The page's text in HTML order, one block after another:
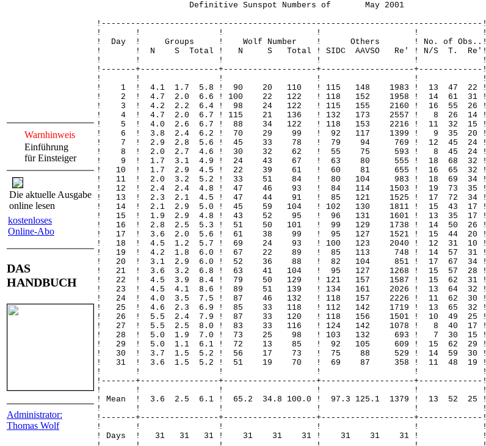
Warnhinweis
Einführung
für Einsteiger
Die aktuelle Ausgabe
online lesen
kostenloses
Online-Abo
DAS
HANDBUCH
Administrator:
Thomas Wolf
Definitive Sunspot Numbers of May 2001
!------------------------------------------------------------------------------!
! ! ! ! ! !
! Day ! Groups ! Wolf Number ! Others ! No. of Obs..!
! ! N S Total ! N S Total ! SIDC AAVSO Re' ! N/S T. Re'!
! ! ! ! ! !
!-------+----------------+-------------------+-------------------+-------------!
! ! ! ! ! !
! 1 ! 4.1 1.7 5.8 ! 90 20 110 ! 115 148 1983 ! 13 47 22 !
! 2 ! 4.7 2.0 6.6 ! 100 22 122 ! 118 152 1958 ! 14 61 31 !
! 3 ! 4.2 2.2 6.4 ! 98 24 122 ! 115 155 2160 ! 16 55 26 !
! 4 ! 4.7 2.0 6.7 ! 115 21 136 ! 132 173 2557 ! 8 26 14 !
! 5 ! 4.0 2.6 6.7 ! 88 34 122 ! 118 153 2216 ! 11 32 15 !
! 6 ! 3.8 2.4 6.2 ! 70 29 99 ! 92 117 1399 ! 9 35 20 !
! 7 ! 2.9 2.8 5.6 ! 45 33 78 ! 79 94 769 ! 12 45 24 !
! 8 ! 2.0 2.7 4.6 ! 30 32 62 ! 55 75 593 ! 8 45 24 !
! 9 ! 1.7 3.1 4.9 ! 24 43 67 ! 63 80 555 ! 18 68 32 !
! 10 ! 1.7 2.9 4.5 ! 22 39 61 ! 60 81 655 ! 16 65 32 !
! 11 ! 2.0 3.2 5.2 ! 33 51 84 ! 80 104 983 ! 18 69 34 !
! 12 ! 2.4 2.4 4.8 ! 47 46 93 ! 84 114 1503 ! 19 73 35 !
! 13 ! 2.3 2.1 4.5 ! 47 44 91 ! 85 121 1525 ! 17 72 34 !
! 14 ! 2.1 2.9 5.0 ! 45 59 104 ! 102 130 1811 ! 15 43 17 !
! 15 ! 1.9 2.9 4.8 ! 43 52 95 ! 96 131 1601 ! 13 35 17 !
! 16 ! 2.8 2.5 5.3 ! 51 50 101 ! 99 129 1738 ! 14 50 26 !
! 17 ! 3.6 2.0 5.6 ! 61 38 99 ! 95 127 1521 ! 15 44 20 !
! 18 ! 4.5 1.2 5.7 ! 69 24 93 ! 100 123 2040 ! 12 31 10 !
! 19 ! 4.2 1.8 6.0 ! 67 22 89 ! 85 113 748 ! 14 57 31 !
! 20 ! 3.1 2.9 6.0 ! 52 36 88 ! 82 104 851 ! 17 67 34 !
! 21 ! 3.6 3.2 6.8 ! 63 41 104 ! 95 127 1268 ! 15 57 28 !
! 22 ! 4.5 3.9 8.4 ! 79 50 129 ! 121 157 1587 ! 15 62 31 !
! 23 ! 4.5 4.1 8.6 ! 89 51 139 ! 134 161 2026 ! 13 64 32 !
! 24 ! 4.0 3.5 7.5 ! 87 46 132 ! 118 157 2226 ! 11 62 30 !
! 25 ! 4.6 2.3 6.9 ! 85 33 118 ! 112 142 1719 ! 13 65 32 !
! 26 ! 5.5 2.4 7.9 ! 87 33 120 ! 118 156 1501 ! 10 49 25 !
! 27 ! 5.5 2.5 8.0 ! 83 33 116 ! 124 142 1078 ! 8 40 17 !
! 28 ! 5.0 1.9 7.0 ! 73 25 98 ! 103 132 693 ! 7 30 15 !
! 29 ! 5.0 1.1 6.1 ! 72 13 85 ! 92 105 609 ! 15 62 29 !
! 30 ! 3.7 1.5 5.2 ! 56 17 73 ! 75 88 529 ! 14 59 30 !
! 31 ! 3.6 1.5 5.2 ! 51 19 70 ! 69 87 358 ! 11 48 19 !
! ! ! ! ! !
!-------+----------------+-------------------+-------------------+-------------!
! ! ! ! ! !
! Mean ! 3.6 2.5 6.1 ! 65.2 34.8 100.0 ! 97.3 125.1 1379 ! 13 52 25 !
! ! ! ! ! !
!-------+----------------+-------------------+-------------------+-------------!
! ! ! ! ! !
! Days ! 31 31 31 ! 31 31 31 ! 31 31 31 ! !